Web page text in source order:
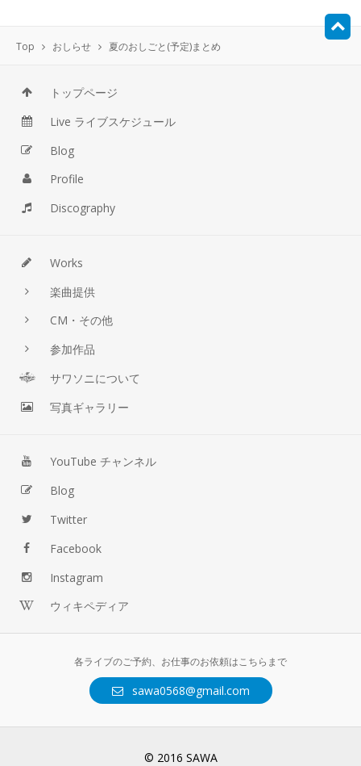
Top おしらせ 夏のおしごと(予定)まとめ
トップページ
Live ライブスケジュール
Blog
Profile
Discography
Works
楽曲提供
CM・その他
参加作品
サワソニについて
写真ギャラリー
YouTube チャンネル
Blog
Twitter
Facebook
Instagram
ウィキペディア
各ライブのご予約、お仕事のお依頼はこちらまで
sawa0568@gmail.com
© 2016 SAWA